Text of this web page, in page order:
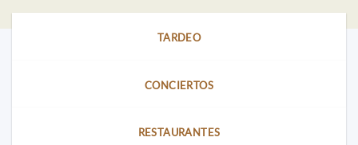
TARDEO
CONCIERTOS
RESTAURANTES